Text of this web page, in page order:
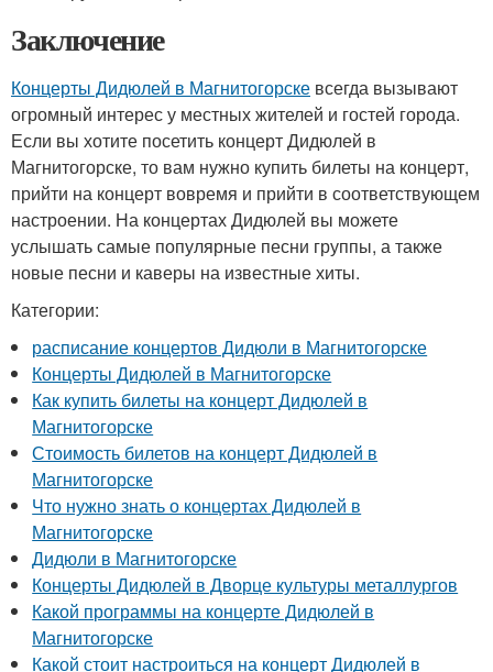
Заключение
Концерты Дидюлей в Магнитогорске всегда вызывают
огромный интерес у местных жителей и гостей города.
Если вы хотите посетить концерт Дидюлей в
Магнитогорске, то вам нужно купить билеты на концерт,
прийти на концерт вовремя и прийти в соответствующем
настроении. На концертах Дидюлей вы можете
услышать самые популярные песни группы, а также
новые песни и каверы на известные хиты.
Категории:
расписание концертов Дидюли в Магнитогорске
Концерты Дидюлей в Магнитогорске
Как купить билеты на концерт Дидюлей в
Магнитогорске
Стоимость билетов на концерт Дидюлей в
Магнитогорске
Что нужно знать о концертах Дидюлей в
Магнитогорске
Дидюли в Магнитогорске
Концерты Дидюлей в Дворце культуры металлургов
Какой программы на концерте Дидюлей в
Магнитогорске
Какой стоит настроиться на концерт Дидюлей в